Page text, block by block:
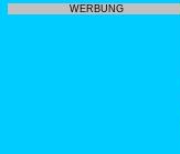
WERBUNG